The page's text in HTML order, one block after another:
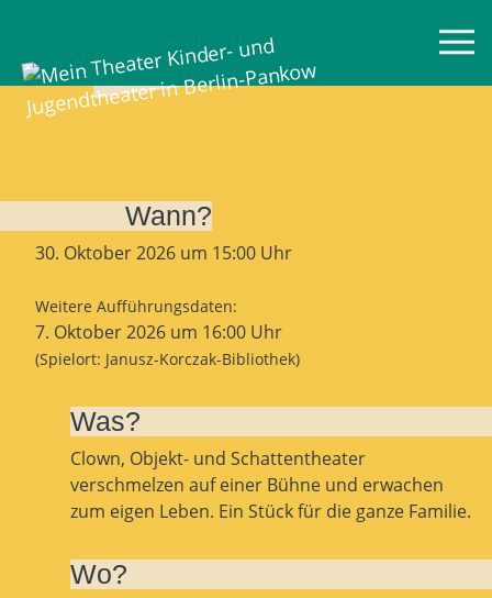
Wann?
30. Oktober 2026 um 15:00 Uhr
Weitere Aufführungsdaten:
7. Oktober 2026 um 16:00 Uhr
(Spielort: Janusz-Korczak-Bibliothek)
Alle unsere Monster
Was?
Clown, Objekt- und Schattentheater
verschmelzen auf einer Bühne und erwachen
zum eigen Leben. Ein Stück für die ganze Familie.
Wo?